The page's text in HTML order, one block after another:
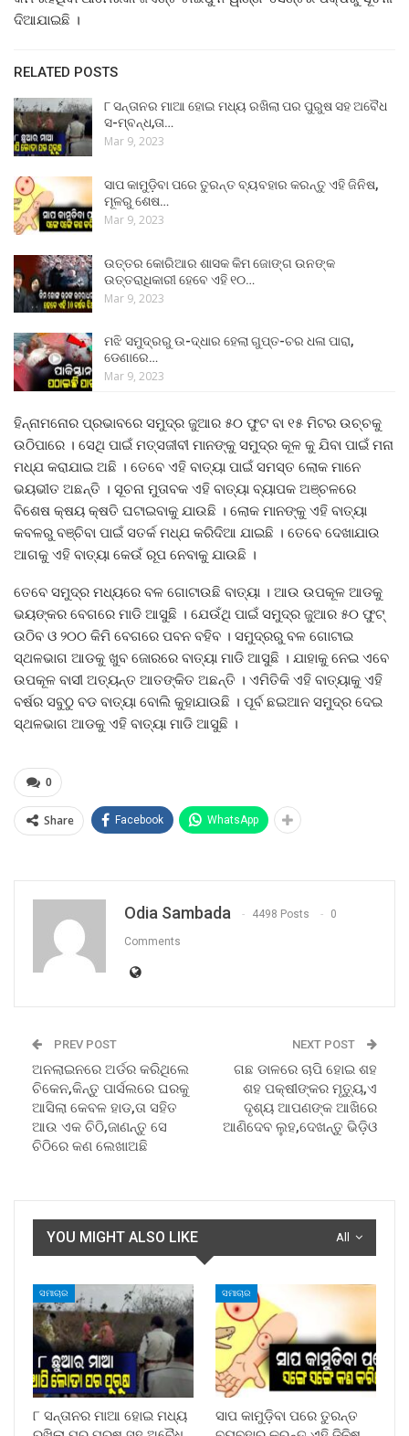
ଦିଆଯାଇଛି ।
RELATED POSTS
୮ ସନ୍ତାନର ମାଆ ହୋଇ ମଧ୍ୟ ରଖିଲା ପର ପୁରୁଷ ସହ ଅବୈଧ
ସ-ମ୍ବନ୍ଧ,ତା…
Mar 9, 2023
ସାପ କାମୁଡ଼ିବା ପରେ ତୁରନ୍ତ ବ୍ୟବହାର କରନ୍ତୁ ଏହି ଜିନିଷ,
ମୂଳରୁ ଶେଷ…
Mar 9, 2023
ଉତ୍ତର କୋରିଆର ଶାସକ କିମ ଜୋଙ୍ଗ ଉନଙ୍କ
ଉତ୍ତରାଧିକାରୀ ହେବେ ଏହି ୧୦…
Mar 9, 2023
ମଝି ସମୁଦ୍ରରୁ ଉ-ଦ୍ଧାର ହେଲା ଗୁପ୍ତ-ଚର ଧଳା ପାରା,
ଡେଣାରେ…
Mar 9, 2023
ହିନ୍ନାମନୋର ପ୍ରଭାବରେ ସମୁଦ୍ର ଜୁଆର ୫୦ ଫୁଟ ବା ୧୫ ମିଟର ଉଚ୍ଚକୁ
ଉଠିପାରେ । ସେଥି ପାଇଁ ମତ୍ସଜୀବୀ ମାନଙ୍କୁ ସମୁଦ୍ର କୂଳ କୁ ଯିବା ପାଇଁ ମନା
ମଧ୍ଯ କରାଯାଇ ଅଛି । ତେବେ ଏହି ବାତ୍ୟା ପାଇଁ ସମସ୍ତ ଲୋକ ମାନେ
ଭୟଭୀତ ଅଛନ୍ତି । ସୂଚନା ମୁତାବକ ଏହି ବାତ୍ୟା ବ୍ୟାପକ ଅଞ୍ଚଳରେ
ବିଶେଷ କ୍ଷୟ କ୍ଷତି ଘଟାଇବାକୁ ଯାଉଛି । ଲୋକ ମାନଙ୍କୁ ଏହି ବାତ୍ୟା
କବଳରୁ ବଞ୍ଚିବା ପାଇଁ ସତର୍କ ମଧ୍ଯ କରିଦିଆ ଯାଇଛି । ତେବେ ଦେଖାଯାଉ
ଆଗକୁ ଏହି ବାତ୍ୟା କେଉଁ ରୂପ ନେବାକୁ ଯାଉଛି ।
ତେବେ ସମୁଦ୍ର ମଧ୍ୟରେ ବଳ ଗୋଟାଉଛି ବାତ୍ୟା । ଆଉ ଉପକୂଳ ଆଡକୁ
ଭୟଙ୍କର ବେଗରେ ମାଡି ଆସୁଛି । ଯେଉଁଥି ପାଇଁ ସମୁଦ୍ର ଜୁଆର ୫୦ ଫୁଟ୍
ଉଠିବ ଓ ୨୦୦ କିମି ବେଗରେ ପବନ ବହିବ । ସମୁଦ୍ରରୁ ବଳ ଗୋଟାଇ
ସ୍ଥଳଭାଗ ଆଡକୁ ଖୁବ ଜୋରରେ ବାତ୍ୟା ମାଡି ଆସୁଛି । ଯାହାକୁ ନେଇ ଏବେ
ଉପକୂଳ ବାସୀ ଅତ୍ୟନ୍ତ ଆତଙ୍କିତ ଅଛନ୍ତି । ଏମିତିକି ଏହି ବାତ୍ୟାକୁ ଏହି
ବର୍ଷର ସବୁଠୁ ବଡ ବାତ୍ୟା ବୋଲି କୁହାଯାଉଛି । ପୂର୍ବ ଛଇଆନ ସମୁଦ୍ର ଦେଇ
ସ୍ଥଳଭାଗ ଆଡକୁ ଏହି ବାତ୍ୟା ମାଡି ଆସୁଛି ।
0
Share Facebook WhatsApp
Odia Sambada 4498 Posts 0
Comments
PREV POST
ଅନଲାଇନରେ ଅର୍ଡର କରିଥିଲେ
ଚିକେନ,କିନ୍ତୁ ପାର୍ସଲରେ ଘରକୁ
ଆସିଲା କେବଳ ହାଡ,ତା ସହିତ
ଆଉ ଏକ ଚିଠି,ଜାଣନ୍ତୁ ସେ
ଚିଠିରେ କଣ ଲେଖାଅଛି
NEXT POST
ଗଛ ଡାଳରେ ଚାପି ହୋଇ ଶହ
ଶହ ପକ୍ଷୀଙ୍କର ମୃତ୍ୟୁ,ଏ
ଦୃଶ୍ୟ ଆପଣଙ୍କ ଆଖିରେ
ଆଣିଦେବ ଲୁହ,ଦେଖନ୍ତୁ ଭିଡ଼ିଓ
All
YOU MIGHT ALSO LIKE
ସମାଚାର
୮ ସନ୍ତାନର ମାଆ ହୋଇ ମଧ୍ୟ
ସମାଚାର
ସାପ କାମୁଡ଼ିବା ପରେ ତୁରନ୍ତ